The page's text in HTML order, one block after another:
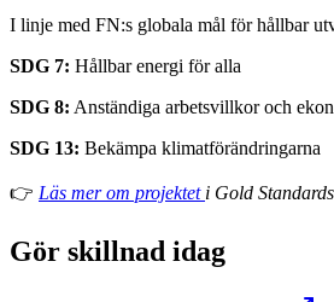
I linje med FN:s globala mål för hållbar
SDG 7: Hållbar energi för alla
SDG 8: Anständiga arbetsvillkor och
SDG 13: Bekämpa klimatförändringarna
👉 Läs mer om projektet i Gold
Gör skillnad idag